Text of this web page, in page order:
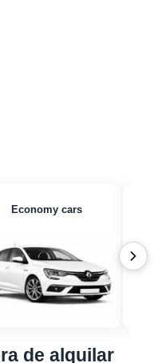
Economy cars
de alquilar